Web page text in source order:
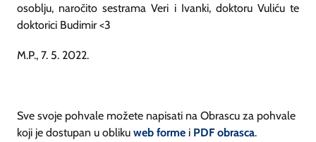
osoblju, naročito sestrama Veri i Ivanki, doktoru Vuliću te
doktorici Budimir <3
M.P., 7. 5. 2022.
Sve svoje pohvale možete napisati na Obrascu za pohvale
koji je dostupan u obliku web forme i PDF obrasca.